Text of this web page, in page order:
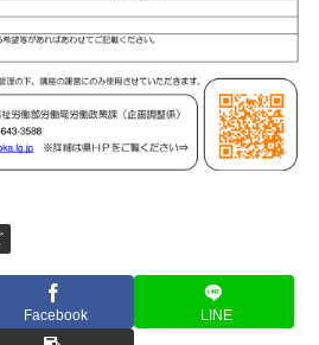
Facebook LINE